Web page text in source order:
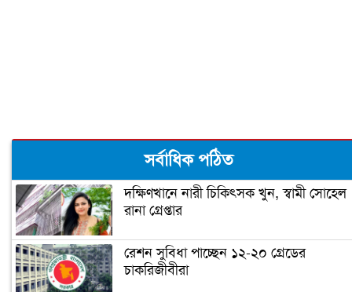
হুইপ স্বপন সস্ত্রীক করোনায় আক্রান্ত
পররাষ্ট্রমন্ত্রী করোনায় আক্রান্ত
দ্বিতীয় বর্ষে স্বেচ্ছাসেবক লীগের নতুন নেতৃত্ব
সর্বাধিক পঠিত
দক্ষিণখানে নারী চিকিৎসক খুন, স্বামী সোহেল
রানা গ্রেপ্তার
রেশন সুবিধা পাচ্ছেন ১২-২০ গ্রেডের
চাকরিজীবীরা